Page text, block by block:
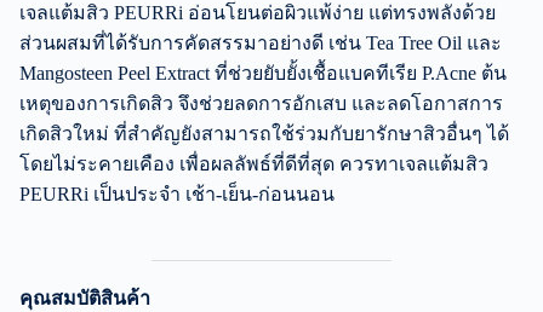
เจลแต้มสิว PEURRi อ่อนโยนต่อผิวแพ้ง่าย แต่ทรงพลังด้วย
ส่วนผสมที่ได้รับการคัดสรรมาอย่างดี เช่น Tea Tree Oil และ
Mangosteen Peel Extract ที่ช่วยยับยั้งเชื้อแบคทีเรีย P.Acne ต้น
เหตุของการเกิดสิว จึงช่วยลดการอักเสบ และลดโอกาสการ
เกิดสิวใหม่ ที่สำคัญยังสามารถใช้ร่วมกับยารักษาสิวอื่นๆ ได้
โดยไม่ระคายเคือง เพื่อผลลัพธ์ที่ดีที่สุด ควรทาเจลแต้มสิว
PEURRi เป็นประจำ เช้า-เย็น-ก่อนนอน
คุณสมบัติสินค้า